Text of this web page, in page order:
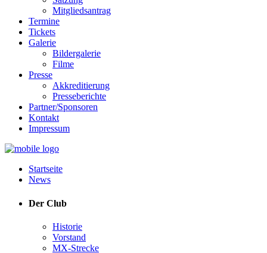
Mitgliedsantrag
Termine
Tickets
Galerie
Bildergalerie
Filme
Presse
Akkreditierung
Presseberichte
Partner/Sponsoren
Kontakt
Impressum
Startseite
News
Der Club
Historie
Vorstand
MX-Strecke